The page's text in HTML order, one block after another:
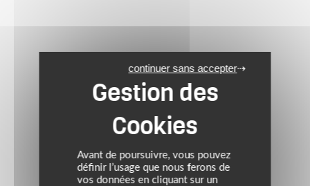
Avant de poursuivre, vous pouvez
définir l’usage que nous ferons de
vos données en cliquant sur un
continuer sans accepter